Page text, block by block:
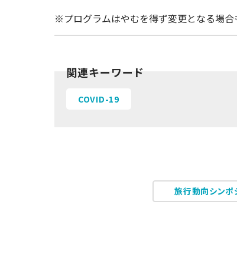
※プログラムはやむを得ず変更となる場合
関連キーワード
COVID-19
旅行動向シンポ